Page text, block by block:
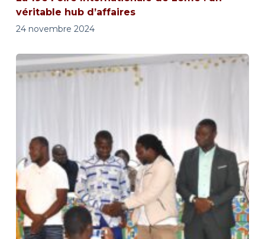
véritable hub d’affaires
24 novembre 2024